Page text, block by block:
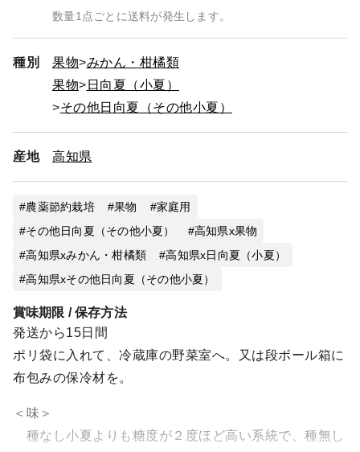
数量1点ごとに送料が発生します。
種別 果物
みかん・柑橘類
果物
日向夏（小夏）
その他日向夏（その他小夏）
産地 高知県
農薬節約栽培 果物
家庭用
その他日向夏（その他小夏）
高知県x果物
高知県xみかん・柑橘類
高知県x日向夏（小夏）
高知県xその他日向夏（その他小夏）
賞味期限 / 保存方法
発送から15日間
ポリ袋に入れて、冷蔵庫の野菜室へ。又は段ボール箱に
布包みの保冷材を。
＜味＞
種なし小夏よりも糖度が２度ほど高い系統で、種無し